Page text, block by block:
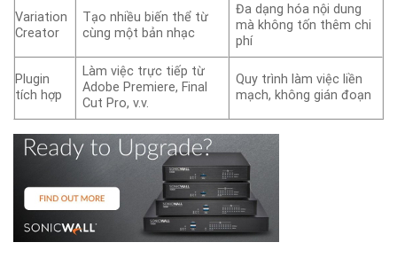
Variation
Creator
Tạo nhiều biến thể từ
cùng một bản nhạc
Đa dạng hóa nội dung
mà không tốn thêm chi
phí
Plugin
tích hợp
Làm việc trực tiếp từ
Adobe Premiere, Final
Cut Pro, v.v.
Quy trình làm việc liền
mạch, không gián đoạn